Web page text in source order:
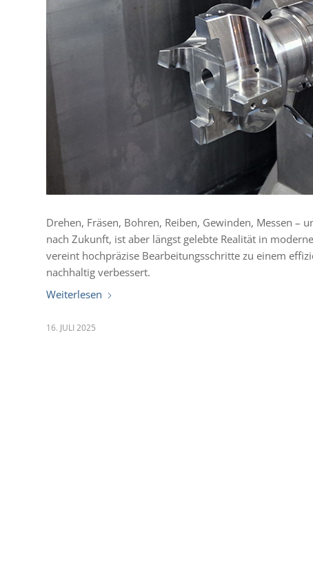
Drehen, Fräsen, Bohren, Reiben, Gewinden, Messen –
nach Zukunft, ist aber längst gelebte Realität in
vereint hochpräzise Bearbeitungsschritte zu einem
nachhaltig verbessert.
Weiterlesen
16. JULI 2025